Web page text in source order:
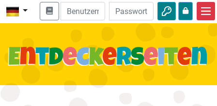
Bibel entdecken